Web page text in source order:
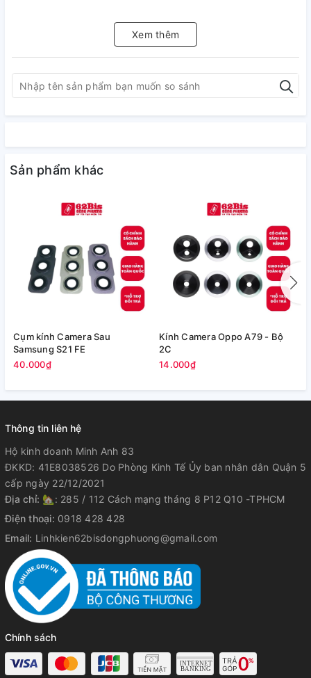
Xem thêm
Sản phẩm khác
Cụm kính Camera Sau
Samsung S21 FE
40.000₫
Kính Camera Oppo A79 - Bộ
2C
14.000₫
Thông tin liên hệ
Hộ kinh doanh Minh Anh 83
ĐKKD: 41E8038526 Do Phòng Kinh Tế Ủy ban nhân dân Quận 5
cấp ngày 22/12/2021
Địa chỉ: 🏡: 285 / 112 Cách mạng tháng 8 P12 Q10 -TPHCM
Điện thoại: 0918 428 428
Email: Linhkien62bisdongphuong@gmail.com
Chính sách